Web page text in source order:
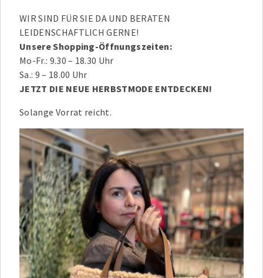
WIR SIND FÜR SIE DA UND BERATEN
LEIDENSCHAFTLICH GERNE!
Unsere Shopping-Öffnungszeiten:
Mo-Fr.: 9.30 – 18.30 Uhr
Sa.: 9 – 18.00 Uhr
JETZT DIE NEUE HERBSTMODE ENTDECKEN!
Solange Vorrat reicht.